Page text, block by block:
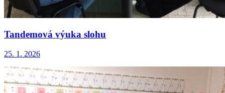
Tandemová výuka slohu
25. 1. 2026